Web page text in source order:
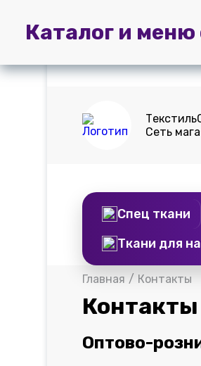
штор
Сеть
Спец ткани
Ткани для
Главная / Контакты
Контакты
Оптово-
Каталог и меню